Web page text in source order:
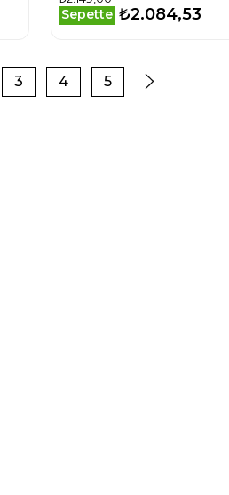
Sepette ₺2.084,53
3 4 5